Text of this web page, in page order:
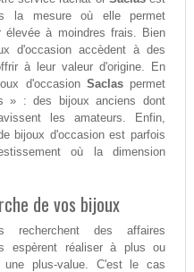
la mesure où elle permet
élevée à moindres frais. Bien
d'occasion accèdent à des
à leur valeur d'origine. En
d'occasion Saclaspermet
» : des bijoux anciens dont
les amateurs. Enfin,
bijoux d'occasion est parfois
où la dimension
de vos bijoux
recherchent des affaires
espèrent réaliser à plus ou
une plus-value. C'est le cas